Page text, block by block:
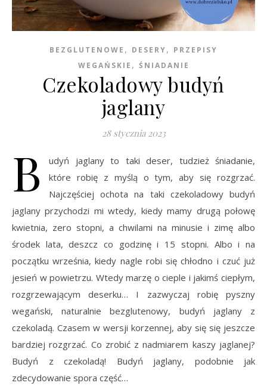
BEZGLUTENOWE , DESERY, PRZEPISY
WEGAŃSKIE , ŚNIADANIE
Czekoladowy budyń
jaglany
28 stycznia 2023
B
udyń jaglany to taki deser, tudzież śniadanie,
które robię z myślą o tym, aby się rozgrzać.
Najczęściej ochota na taki czekoladowy budyń
jaglany przychodzi mi wtedy, kiedy mamy drugą połowę
kwietnia, zero stopni, a chwilami na minusie i zimę albo
środek lata, deszcz co godzinę i 15 stopni. Albo i na
początku września, kiedy nagle robi się chłodno i czuć już
jesień w powietrzu. Wtedy marzę o cieple i jakimś ciepłym,
rozgrzewającym deserku… I zazwyczaj robię pyszny
wegański, naturalnie bezglutenowy, budyń jaglany z
czekoladą. Czasem w wersji korzennej, aby się się jeszcze
bardziej rozgrzać. Co zrobić z nadmiarem kaszy jaglanej?
Budyń z czekoladą! Budyń jaglany, podobnie jak
zdecydowanie spora część…